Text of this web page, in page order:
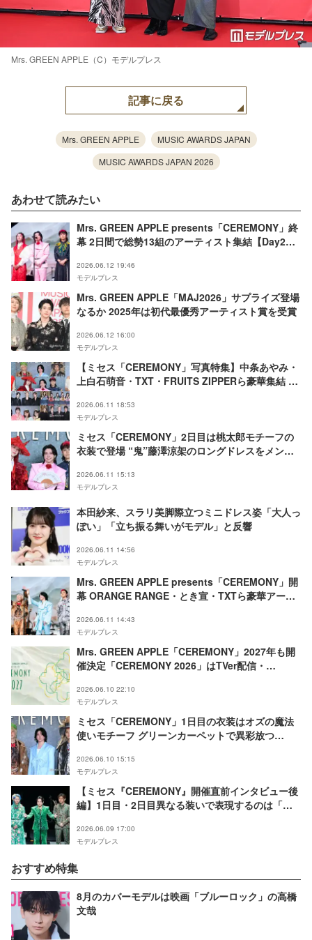
Mrs. GREEN APPLE（C）モデルプレス
記事に戻る
Mrs. GREEN APPLE
MUSIC AWARDS JAPAN
MUSIC AWARDS JAPAN 2026
あわせて読みたい
Mrs. GREEN APPLE presents「CEREMONY」終
幕 2日間で総勢13組のアーティスト集結【Day2レ
2026.06.12 19:46
モデルプレス
Mrs. GREEN APPLE「MAJ2026」サプライズ登場
なるか 2025年は初代最優秀アーティスト賞を受賞
2026.06.12 16:00
モデルプレス
【ミセス「CEREMONY」写真特集】中条あやみ・
上白石萌音・TXT・FRUITS ZIPPERら豪華集結 2
2026.06.11 18:53
モデルプレス
ミセス「CEREMONY」2日目は桃太郎モチーフの
衣装で登場 “鬼”藤澤涼架のロングドレスをメンバ
presents「CEREMONY」】
2026.06.11 15:13
モデルプレス
本田紗来、スラリ美脚際立つミニドレス姿「大人っ
ぽい」「立ち振る舞いがモデル」と反響
2026.06.11 14:56
モデルプレス
Mrs. GREEN APPLE presents「CEREMONY」開
幕 ORANGE RANGE・とき宣・TXTら豪華アーテ
2026.06.11 14:43
モデルプレス
Mrs. GREEN APPLE「CEREMONY」2027年も開
催決定「CEREMONY 2026」はTVer配信・
2026.06.10 22:10
モデルプレス
ミセス「CEREMONY」1日目の衣装はオズの魔法
使いモチーフ グリーンカーペットで異彩放つ
presents「CEREMONY」】
2026.06.10 15:15
モデルプレス
【ミセス『CEREMONY』開催直前インタビュー後
編】1日目・2日目異なる装いで表現するのは「ヒ
も
2026.06.09 17:00
モデルプレス
おすすめ特集
8月のカバーモデルは映画「ブルーロック」の高橋
文哉